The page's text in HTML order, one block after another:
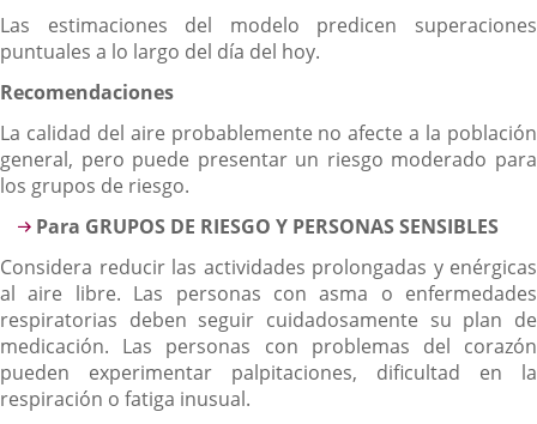
Las estimaciones del modelo predicen superaciones
puntuales a lo largo del día del hoy.
Recomendaciones
La calidad del aire probablemente no afecte a la población
general, pero puede presentar un riesgo moderado para
los grupos de riesgo.
Para GRUPOS DE RIESGO Y PERSONAS SENSIBLES
Considera reducir las actividades prolongadas y enérgicas
al aire libre. Las personas con asma o enfermedades
respiratorias deben seguir cuidadosamente su plan de
medicación. Las personas con problemas del corazón
pueden experimentar palpitaciones, dificultad en la
respiración o fatiga inusual.